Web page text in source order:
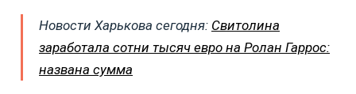
Новости Харькова сегодня: Свитолина
заработала сотни тысяч евро на Ролан Гаррос:
названа сумма